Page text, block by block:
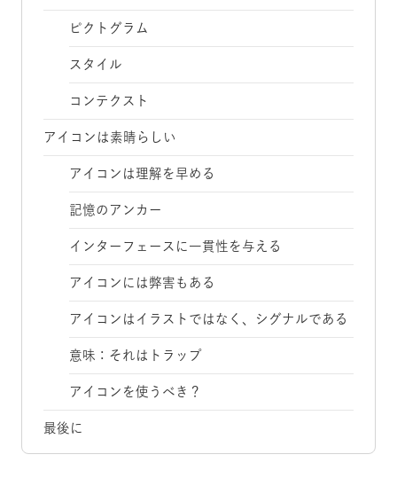
ピクトグラム
スタイル
コンテクスト
アイコンは素晴らしい
アイコンは理解を早める
記憶のアンカー
インターフェースに一貫性を与える
アイコンには弊害もある
アイコンはイラストではなく、シグナルである
意味：それはトラップ
アイコンを使うべき？
最後に